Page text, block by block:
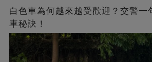
白色車為何越來越受歡迎？交警一
車秘訣！